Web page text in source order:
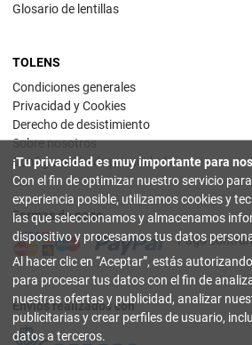
Glosario de lentillas
TOLENS
Condiciones generales
Privacidad y Cookies
Derecho de desistimiento
Sobre nosotros
Configuración de privacidad
Formas de pago
Pago
Envíos realizados con
¡Tu privacidad es muy importante para
Con el fin de optimizar nuestro servicio
experiencia posible, utilizamos cookies y
las que seleccionamos y almacenamos
dispositivo y procesamos tus datos
Al hacer clic en Aceptar , estás
para procesar tus datos con el fin de
nuestras ofertas y publicidad, analizar
publicitarias y crear perfiles de usuario,
datos a terceros.